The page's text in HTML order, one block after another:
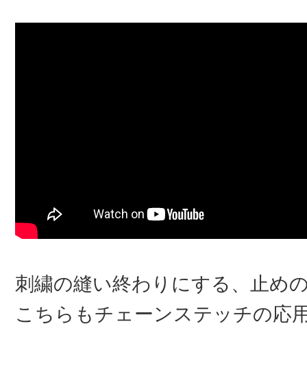
刺繍の縫い終わりにする、止め
こちらもチェーンステッチの応